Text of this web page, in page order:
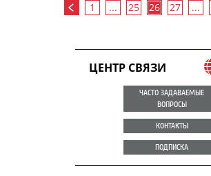
1 ... 25 26 27 ...
ЦЕНТР СВЯЗИ
ЧАСТО ЗАДАВАЕМЫЕ
ВОПРОСЫ
КОНТАКТЫ
ПОДПИСКА